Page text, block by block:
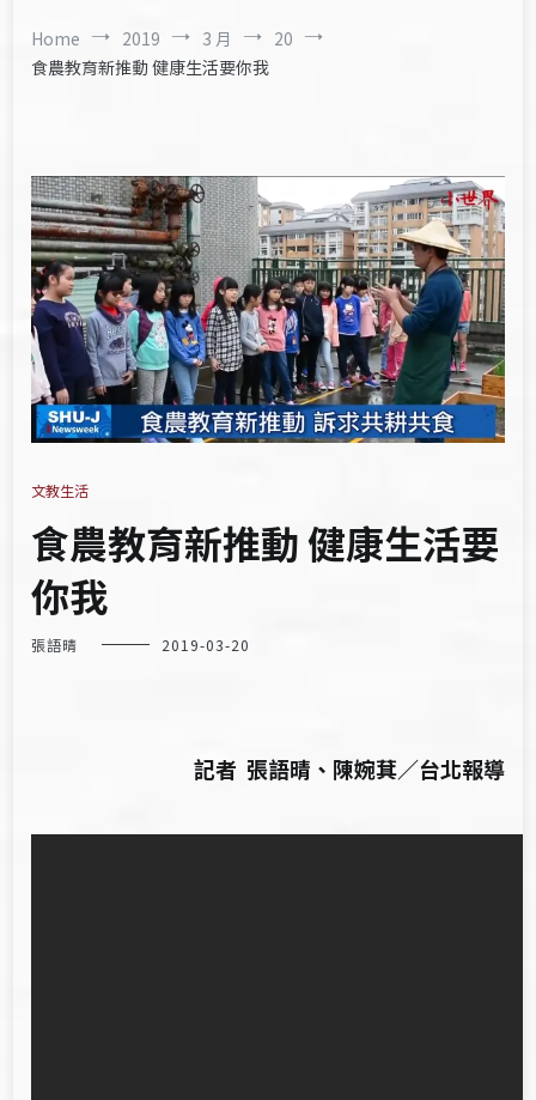
Home 2019 3 月
20
食農教育新推動 健康生活要你我
文教生活
食農教育新推動 健康生活要
你我
張語晴 2019-03-20
記者 張語晴、陳婉萁／台北報導